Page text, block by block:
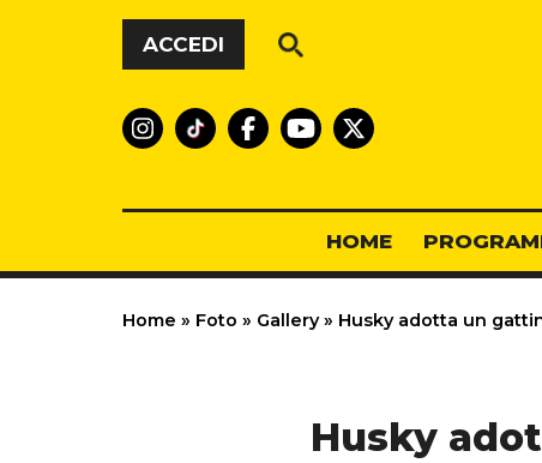
Vai al contenuto
ACCEDI
HOME
Home » Foto » Gallery » Husky adotta un
Husky